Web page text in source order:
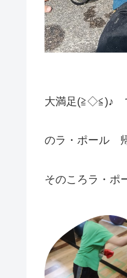
大満足(≧◇≦)♪
のラ・ポール
そのころラ・